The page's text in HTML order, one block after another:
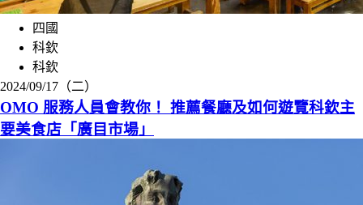
四國
科欽
科欽
2024/09/17（二）
OMO 服務人員會教你！ 推薦餐廳及如何遊覽科欽主
要美食店「廣目市場」